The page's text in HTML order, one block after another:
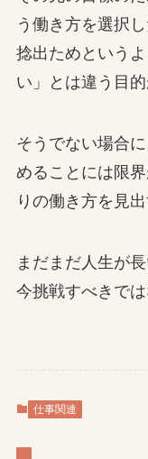
う働き方を選択
捻出ためという
い」とは違う目
そうでない場合
めることには限
りの働き方を見
まだまだ人生が
今挑戦すべきでは
仕事関連